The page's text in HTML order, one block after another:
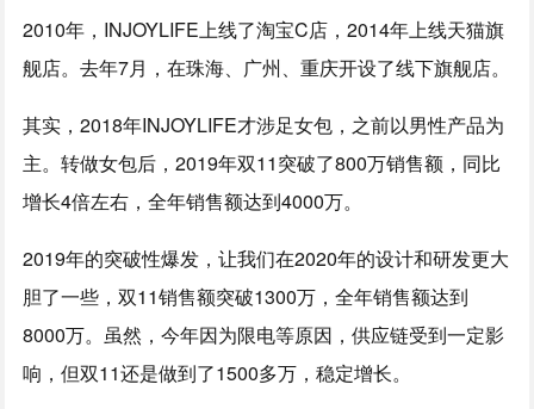
2010年，INJOYLIFE上线了淘宝C店，2014年上线天猫旗
舰店。去年7月，在珠海、广州、重庆开设了线下旗舰店。
其实，2018年INJOYLIFE才涉足女包，之前以男性产品为
主。转做女包后，2019年双11突破了800万销售额，同比
增长4倍左右，全年销售额达到4000万。
2019年的突破性爆发，让我们在2020年的设计和研发更大
胆了一些，双11销售额突破1300万，全年销售额达到
8000万。虽然，今年因为限电等原因，供应链受到一定影
响，但双11还是做到了1500多万，稳定增长。